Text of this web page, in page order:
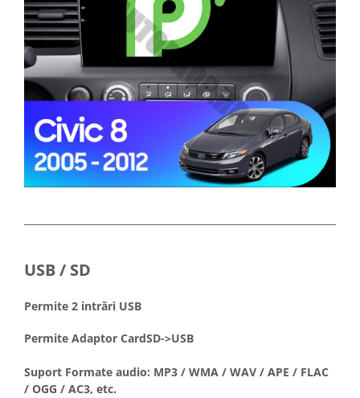
USB / SD
Permite 2 intrări USB
Permite Adaptor CardSD->USB
Suport Formate audio: MP3 / WMA / WAV / APE / FLAC
/ OGG / AC3, etc.